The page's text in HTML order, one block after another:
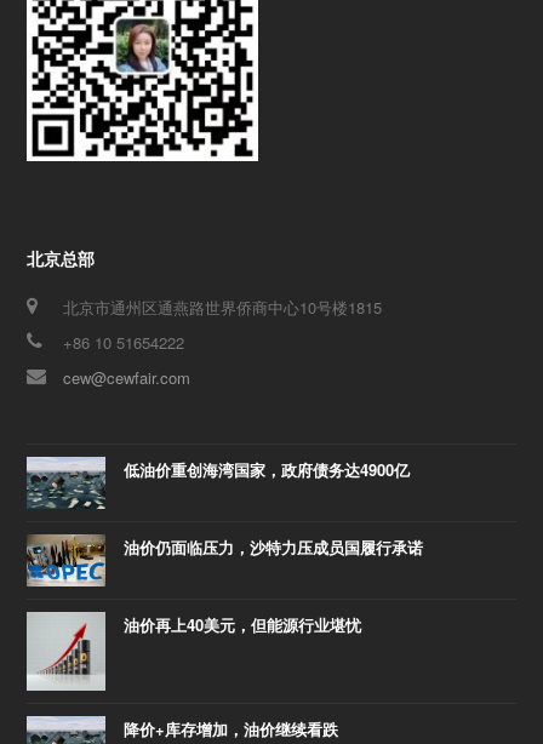
北京总部
北京市通州区通燕路世界侨商中心10号楼1815
+86 10 51654222
cew@cewfair.com
低油价重创海湾国家，政府债务达4900亿
油价仍面临压力，沙特力压成员国履行承诺
油价再上40美元，但能源行业堪忧
降价+库存增加，油价继续看跌